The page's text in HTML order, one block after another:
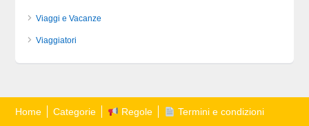
Viaggi e Vacanze
Viaggiatori
Home Categorie Regole Termini e condizioni